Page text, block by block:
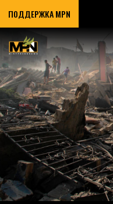
ПОДДЕРЖКА MPN